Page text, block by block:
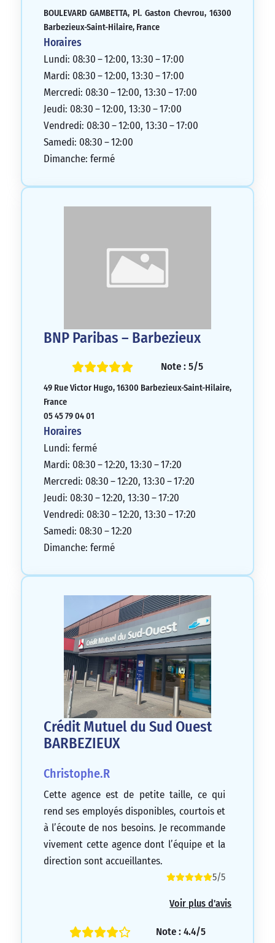
BOULEVARD GAMBETTA, Pl. Gaston Chevrou, 16300
Barbezieux-Saint-Hilaire, France
Horaires
Lundi: 08:30 – 12:00, 13:30 – 17:00
Mardi: 08:30 – 12:00, 13:30 – 17:00
Mercredi: 08:30 – 12:00, 13:30 – 17:00
Jeudi: 08:30 – 12:00, 13:30 – 17:00
Vendredi: 08:30 – 12:00, 13:30 – 17:00
Samedi: 08:30 – 12:00
Dimanche: fermé
BNP Paribas – Barbezieux
Note : 5/5
49 Rue Victor Hugo, 16300 Barbezieux-Saint-Hilaire,
France
05 45 79 04 01
Horaires
Lundi: fermé
Mardi: 08:30 – 12:20, 13:30 – 17:20
Mercredi: 08:30 – 12:20, 13:30 – 17:20
Jeudi: 08:30 – 12:20, 13:30 – 17:20
Vendredi: 08:30 – 12:20, 13:30 – 17:20
Samedi: 08:30 – 12:20
Dimanche: fermé
Crédit Mutuel du Sud Ouest
BARBEZIEUX
Christophe.R
Cette agence est de petite taille, ce qui
rend ses employés disponibles, courtois et
à l’écoute de nos besoins. Je recommande
vivement cette agence dont l’équipe et la
direction sont accueillantes.
5/5
Voir plus d'avis
Note : 4.4/5